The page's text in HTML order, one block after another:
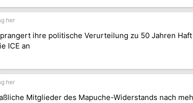
her
ihre politische Verurteilung zu 50 Jahren
ICE an
her
Mitglieder des Mapuche-Widerstands nach